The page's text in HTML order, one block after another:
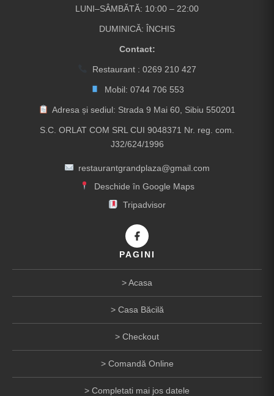
LUNI–SÂMBĂTĂ: 10:00 – 22:00
DUMINICĂ: ÎNCHIS
Contact:
Restaurant : 0269 210 427
Mobil: 0744 706 553
Adresa și sediul: Strada 9 Mai 60, Sibiu 550201
S.C. ORLAT COM SRL CUI 9048371 Nr. reg. com.
J32/624/1996
restaurantgrandplaza@gmail.com
Deschide în Google Maps
Tripadvisor
PAGINI
Acasa
Casa Băcilă
Checkout
Comandă Online
Completati mai jos datele